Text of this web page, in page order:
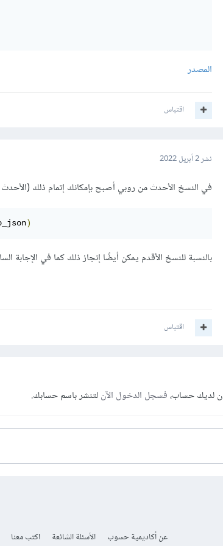
المصدر
اقتباس
نشر2 أبريل 2022
في النسخ الأحدث من روبي أصبح بإمكانك إتمام ذلك (الأحدث من 1.8) بالشكل
)
بالنسبة للنسخ الأقدم يمكن أيضًا إنجاز ذلك كما في الإجابة
اقتباس
لديك حساب،فسجل الدخول الآنلتنشر باسم حسابك.
عن أكاديمية حسوب الأسئلة الشائعة اكتب معنا